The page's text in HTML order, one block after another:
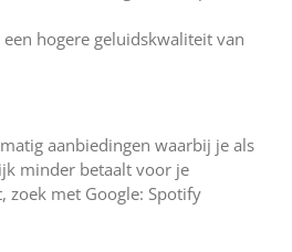
hogere geluidskwaliteit van
aanbiedingen waarbij je als
minder betaalt voor je
zoek met Google: Spotify